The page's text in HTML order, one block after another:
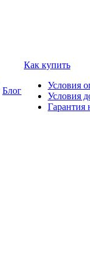
Блог
Как купить
Условия
Условия
Гарантия